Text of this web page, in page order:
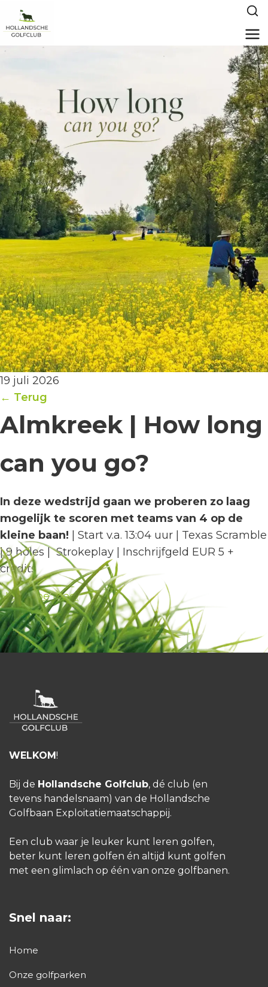
19 juli 2026
← Terug
Almkreek | How long
can you go?
In deze wedstrijd gaan we proberen zo laag
mogelijk te scoren met teams van 4 op de
kleine baan! | Start v.a. 13:04 uur | Texas Scramble
| 9 holes | Strokeplay | Inschrijfgeld EUR 5 +
credits
HGC Doe Mee!
WELKOM !
Bij de Hollandsche Golfclub, dé club (en
tevens handelsnaam) van de Hollandsche
Golfbaan Exploitatiemaatschappij.
Een club waar je leuker kunt leren golfen,
beter kunt leren golfen én altijd kunt golfen
met een glimlach op één van onze golfbanen.
Snel naar:
Home
Onze golfparken